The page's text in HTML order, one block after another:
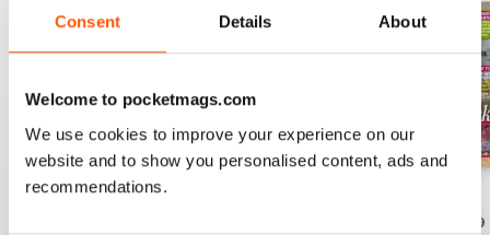
Consent Details About
Welcome to pocketmags.com
We use cookies to improve your experience on our
website and to show you personalised content, ads and
recommendations.
July 2026
€3,49